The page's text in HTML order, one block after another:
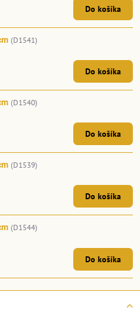
Do košíka
(D1541)
Do košíka
(D1540)
Do košíka
(D1539)
Do košíka
(D1544)
Do košíka